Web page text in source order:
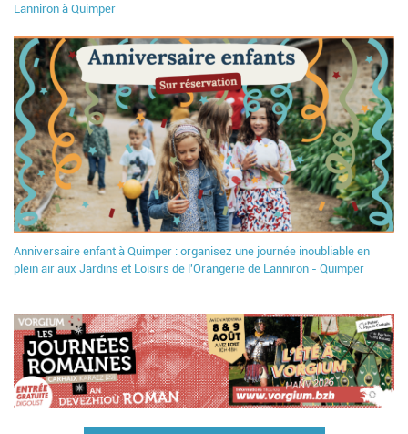
Lanniron à Quimper
Anniversaire enfant à Quimper : organisez une journée inoubliable en
plein air aux Jardins et Loisirs de l'Orangerie de Lanniron - Quimper